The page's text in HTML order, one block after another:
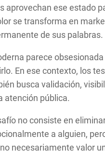
aprovechan ese estado
se transforma en
de sus palabras.
parece
En ese contexto, los
busca validación,
atención pública.
no consiste en
a alguien,
necesariamente valor